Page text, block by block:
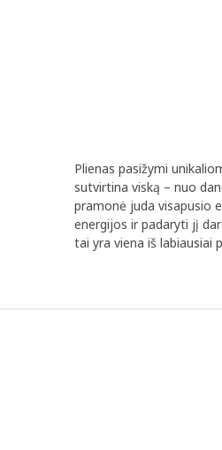
Plienas pasižymi
sutvirtina viską – nuo
pramonė juda visapusio
energijos ir padaryti jį
tai yra viena iš labiausiai